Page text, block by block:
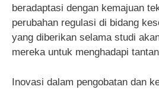
beradaptasi dengan kemajuan
perubahan regulasi di bidang
yang diberikan selama studi
mereka untuk menghadapi
Inovasi dalam pengobatan dan